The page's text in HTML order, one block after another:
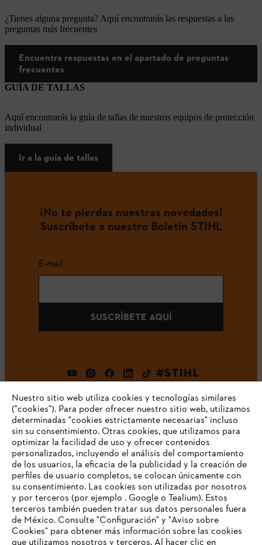
¿Tienes alguna pregunta? Aquí encontrarás las respuestas a las
preguntas más frecuentes
Encuentra respuestas en el apartado de preguntas
frecuentes
GUÍA DE TALLAS
Aquí encontrarás la guía de tallas de nuestros equipos de protección
individual
Ir a la guía de tallas
¡No te pierdas nuestras novedades!
Suscríbete a nuestro Boletín STIHL
E-mail
SUSCRÍBETE AQUÍ
#STIHL
Empresa
Preguntas frecuentes
TU NAVEGADOR NO ES
Nuestro sitio web utiliza cookies y tecnologías similares
("cookies"). Para poder ofrecer nuestro sitio web, utilizamos
determinadas "cookies estrictamente necesarias" incluso
sin su consentimiento. Otras cookies, que utilizamos para
optimizar la facilidad de uso y ofrecer contenidos
personalizados, incluyendo el análisis del comportamiento
de los usuarios, la eficacia de la publicidad y la creación de
perfiles de usuario completos, se colocan únicamente con
su consentimiento. Las cookies son utilizadas por nosotros
y por terceros (por ejemplo . Google o Tealium). Estos
terceros también pueden tratar sus datos personales fuera
de México. Consulte "Configuración" y "Aviso sobre
Cookies" para obtener más información sobre las cookies